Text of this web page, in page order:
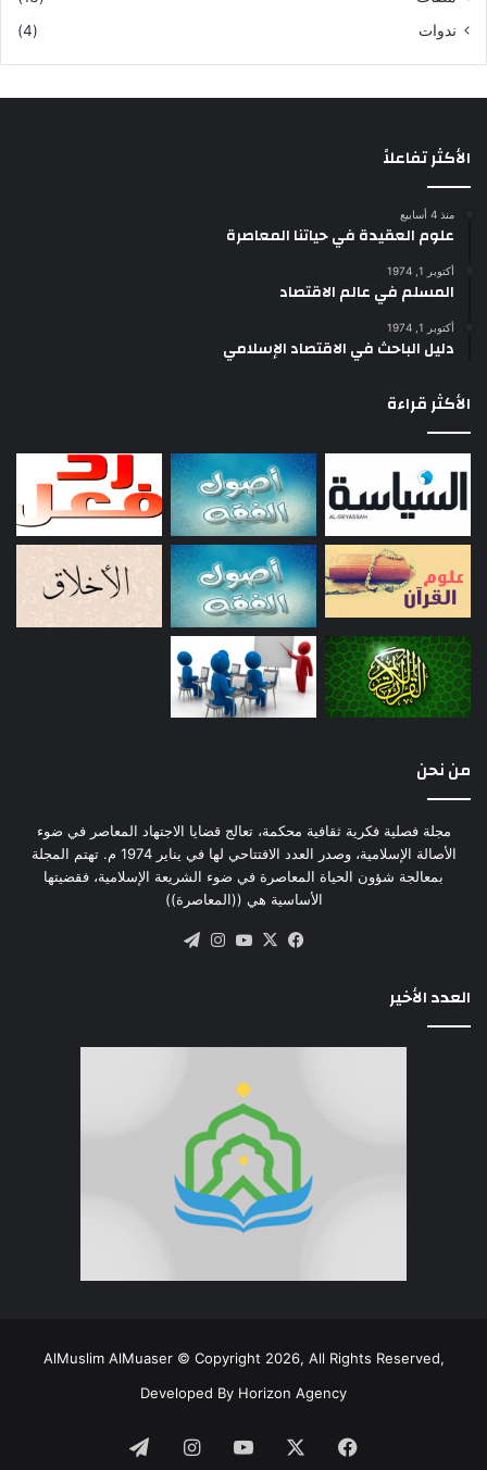
ندوات
(4)
الأكثر تفاعلاً
منذ 4 أسابيع
علوم العقيدة في حياتنا المعاصرة
أكتوبر 1, 1974
المسلم في عالم الاقتصاد
أكتوبر 1, 1974
دليل الباحث في الاقتصاد الإسلامي
الأكثر قراءة
من نحن
مجلة فصلية فكرية ثقافية محكمة، تعالج قضايا الاجتهاد المعاصر في ضوء
الأصالة الإسلامية، وصدر العدد الافتتاحي لها في يناير 1974 م. تهتم المجلة
بمعالجة شؤون الحياة المعاصرة في ضوء الشريعة الإسلامية، فقضيتها
الأساسية هي ((المعاصرة))
فيسبوك
‫X
‫YouTube
انستقرام
العدد الأخير
AlMuslim AlMuaser © Copyright 2026, All Rights Reserved,
Developed By Horizon Agency
فيسبوك ‫YouTubeانستقرام